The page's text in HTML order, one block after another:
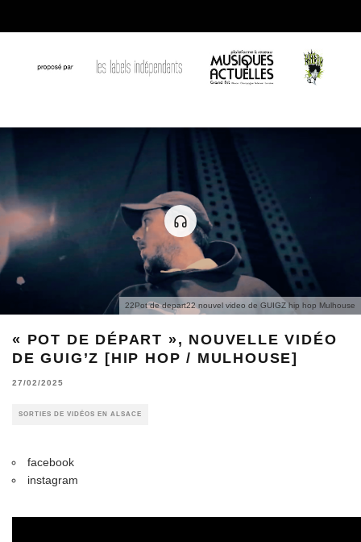
22Pot de depart22 nouvel video de GUIGZ hip hop Mulhouse
« POT DE DÉPART », NOUVELLE VIDÉO
DE GUIG’Z [HIP HOP / MULHOUSE]
27/02/2025
SORTIES DE VIDÉOS EN ALSACE
facebook
instagram